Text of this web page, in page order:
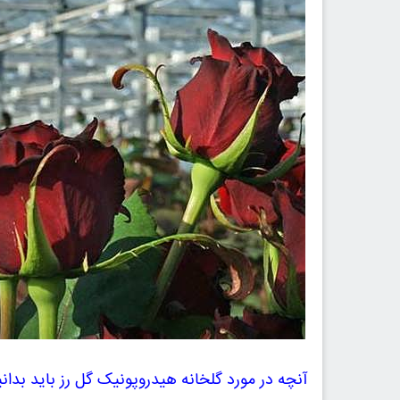
آنچه در مورد گلخانه هیدروپونیک گل رز باید